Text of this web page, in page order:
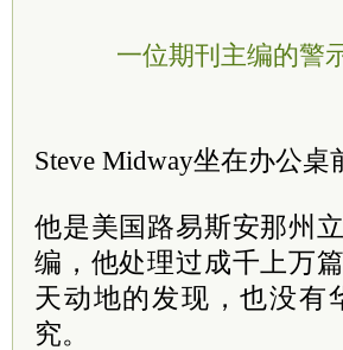
一位期刊主编的警
Steve Midway坐在办公
他是美国路易斯安那州
编，他处理过成千上万
天动地的发现，也没有
究。